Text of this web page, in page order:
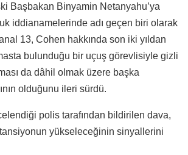
Başbakan Binyamin Netanyahu’ya
iddianamelerinde adı geçen biri olarak
13, Cohen hakkında son iki yıldan
bulunduğu bir uçuş görevlisiyle gizli
da dâhil olmak üzere başka
olduğunu ileri sürdü.
polis tarafından bildirilen dava,
yükseleceğinin sinyallerini